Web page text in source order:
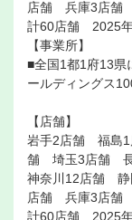
店舗 兵庫3店舗
計60店舗 2025
【事業所】
■全国1都1府13県
ールディングス
【店舗】
岩手2店舗 福島
舗 埼玉3店舗
神奈川12店舗
店舗 兵庫3店舗
計60店舗 2025